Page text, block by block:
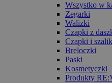
Wszystko w
Zegarki
Walizki
Czapki z
Czapki i
Breloczki
Paski
Kosmetyczki
Produkty